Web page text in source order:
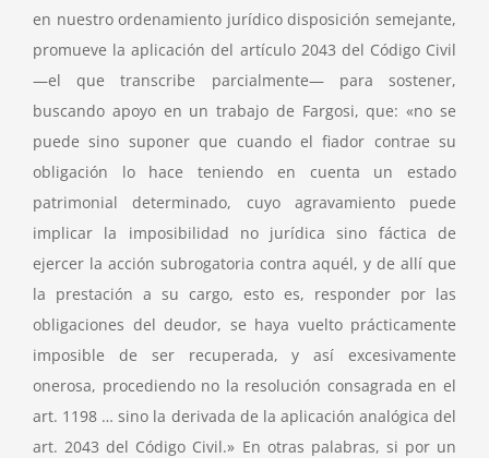
en nuestro ordenamiento jurídico disposición semejante,
promueve la aplicación del artículo 2043 del Código Civil
—el que transcribe parcialmente— para sostener,
buscando apoyo en un trabajo de Fargosi, que: «no se
puede sino suponer que cuando el fiador contrae su
obligación lo hace teniendo en cuenta un estado
patrimonial determinado, cuyo agravamiento puede
implicar la imposibilidad no jurídica sino fáctica de
ejercer la acción subrogatoria contra aquél, y de allí que
la prestación a su cargo, esto es, responder por las
obligaciones del deudor, se haya vuelto prácticamente
imposible de ser recuperada, y así excesivamente
onerosa, procediendo no la resolución consagrada en el
art. 1198 … sino la derivada de la aplicación analógica del
art. 2043 del Código Civil.» En otras palabras, si por un